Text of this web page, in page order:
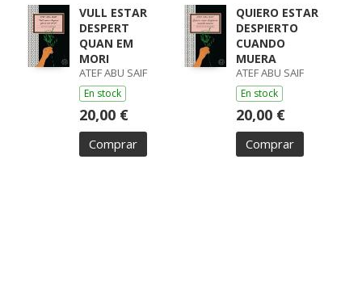
VULL ESTAR
DESPERT
QUAN EM
MORI
ATEF ABU SAIF
En stock
20,00 €
Comprar
QUIERO ESTAR
DESPIERTO
CUANDO
MUERA
ATEF ABU SAIF
En stock
20,00 €
Comprar